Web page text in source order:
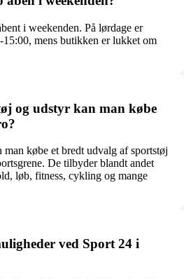
i weekenden. På lørdage er
mens butikken er lukket om
og udstyr kan man købe
købe et bredt udvalg af sportstøj
De tilbyder blandt andet
løb, fitness, cykling og mange
ved Sport 24 i